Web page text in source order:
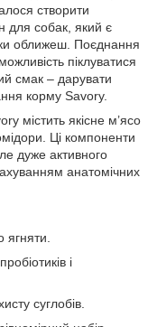
створити
для собак, який є
оближеш. Поєднання
піклуватися
смак – дарувати
корму Savory.
містить якісне м’ясо
Ці компоненти
дуже активного
анатомічних
ягняти.
і
суглобів.